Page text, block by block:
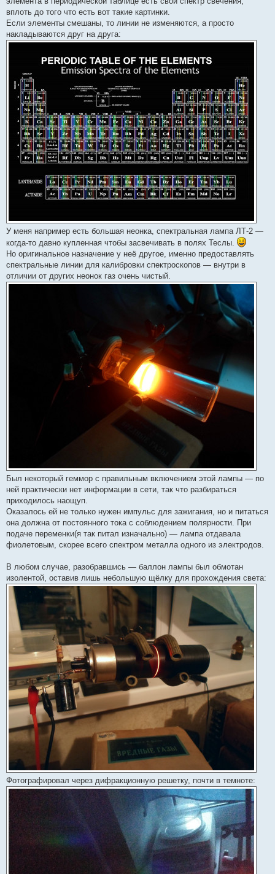
вплоть до того что есть вот такие картинки.
Если элементы смешаны, то линии не изменяются, а просто
накладываются друг на друга:
У меня например есть большая неонка, спектральная лампа ЛТ-2 —
когда-то давно купленная чтобы засвечивать в полях Теслы.
Но оригинальное назначение у неё другое, именно предоставлять
спектральные линии для калибровки спектроскопов — внутри в
отличии от других неонок газ очень чистый.
Был некоторый геммор с правильным включением этой лампы — по
ней практически нет информации в сети, так что разбираться
приходилось наощуп.
Оказалось ей не только нужен импульс для зажигания, но и питаться
она должна от постоянного тока с соблюдением полярности. При
подаче переменки(я так питал изначально) — лампа отдавала
фиолетовым, скорее всего спектром металла одного из электродов.
В любом случае, разобравшись — баллон лампы был обмотан
изолентой, оставив лишь небольшую щёлку для прохождения света:
Фотографировал через дифракционную решетку, почти в темноте: